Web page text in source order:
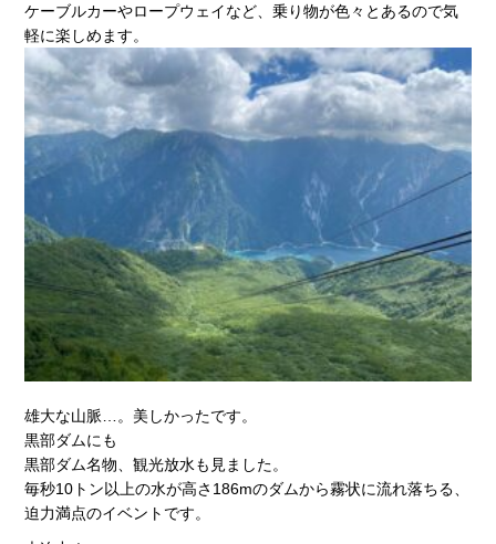
ケーブルカーやロープウェイなど、乗り物が色々とあるので気
軽に楽しめます。
雄大な山脈…。美しかったです。
黒部ダムにも
黒部ダム名物、観光放水も見ました。
毎秒10トン以上の水が高さ186mのダムから霧状に流れ落ちる、
迫力満点のイベントです。